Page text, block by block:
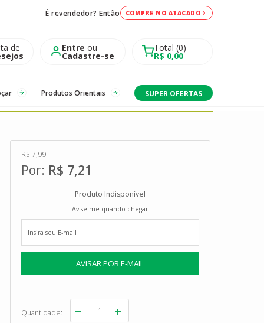
É revendedor? Então COMPRE NO ATACADO
de Entre ou
Cadastre-se
Total 0
R$ 0,00
Produtos Orientais SUPER OFERTAS
R$ 7,99
R$ 7,21
Produto Indisponível
Avise-me quando chegar
Quantidade